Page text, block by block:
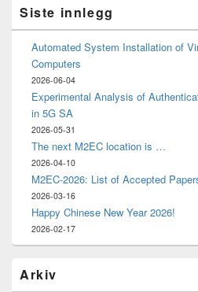
Siste innlegg
Automated System Installation of
Computers
2026-06-04
Experimental Analysis of
in 5G SA
2026-05-31
The next M2EC location is …
2026-04-10
M2EC-2026: List of Accepted
2026-03-16
Happy Chinese New Year 2026!
2026-02-17
Arkiv